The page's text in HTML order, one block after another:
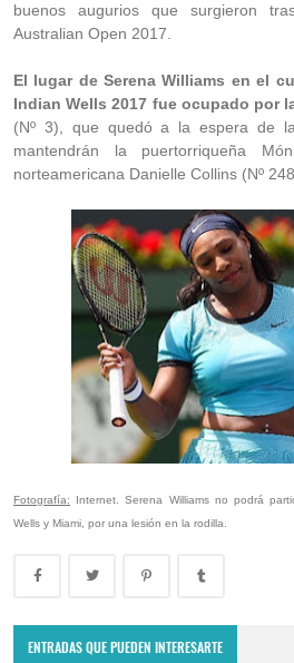
buenos augurios que surgieron
Australian Open 2017.
El lugar de Serena Williams en el
Indian Wells 2017 fue ocupado por
(Nº 3), que quedó a la espera de
mantendrán la puertorriqueña
norteamericana Danielle Collins (Nº
Fotografía: Internet. Serena Williams no podrá
Wells y Miami, por una lesión en la rodilla.
ENTRADAS QUE PUEDEN INTERESARTE
Montevideo Open 2023: Renata Zarazúa
WTA 125 de